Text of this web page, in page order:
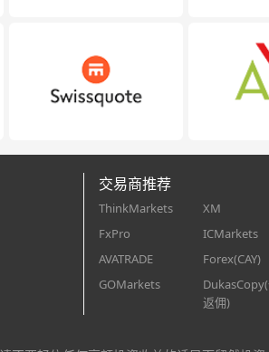
交易商推荐
ThinkMarkets XM
FxPro
ICMarkets
AVATRADE
Forex(CAY)
GOMarkets
返佣)